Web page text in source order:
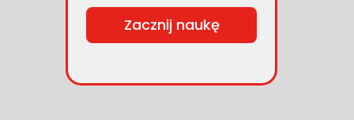
Zacznij naukę